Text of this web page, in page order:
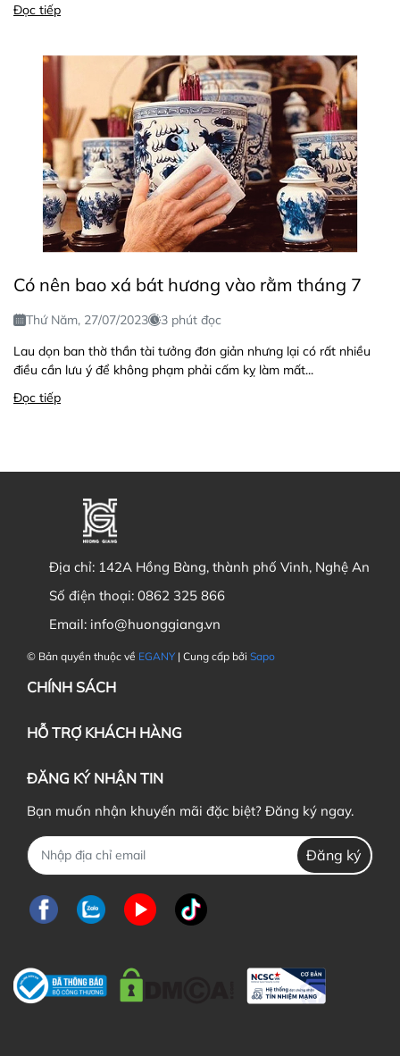
Đọc tiếp
Có nên bao xá bát hương vào rằm tháng 7
Thứ Năm, 27/07/2023
3 phút đọc
Lau dọn ban thờ thần tài tưởng đơn giản nhưng lại có rất nhiều
điều cần lưu ý để không phạm phải cấm kỵ làm mất...
Đọc tiếp
Địa chỉ: 142A Hồng Bàng, thành phố Vinh, Nghệ An
Số điện thoại: 0862 325 866
Email: info@huonggiang.vn
© Bản quyền thuộc về EGANY | Cung cấp bởi Sapo
CHÍNH SÁCH
HỖ TRỢ KHÁCH HÀNG
ĐĂNG KÝ NHẬN TIN
Bạn muốn nhận khuyến mãi đặc biệt? Đăng ký ngay.
Đăng ký